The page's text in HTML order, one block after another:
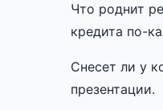
Что роднит
кредита по-
Снесет ли у
презентации.